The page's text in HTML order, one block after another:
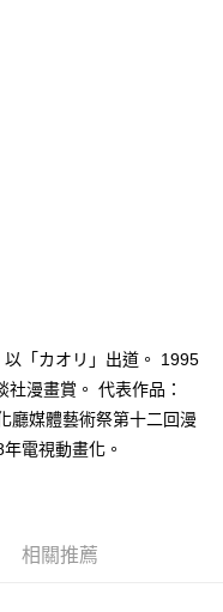
支付方式。 讓您購物簡單
。
。
跳轉至「AFTEE先享後付」
成結帳。
交易完成。
若您需要取消訂單，請聯絡
為有效，需透過AFTEE先享
頁面顯示為準，若有關於
，請聯繫「AFTEE先享後付
「カオリ」出道。 1995
漫畫賞。 代表作品：
廳媒體藝術祭第十二回漫
電視動畫化。
相關推薦